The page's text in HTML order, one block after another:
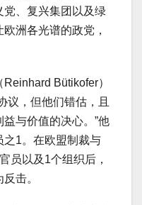
党、复兴集团以及绿
洲各光谱的政党，
Bütikofer）
议，但他们错估，且
与价值的决心。”他
之1。在欧盟制裁与
员以及1个组织后，
击。